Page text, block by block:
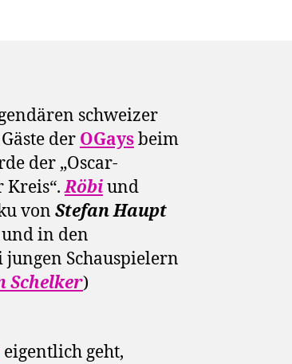
schweizer
der OGaysbeim
der „Oscar-
Kreis“.Röbiund
von Stefan Haupt
in den
Schauspielern
Schelker)
eigentlich geht,